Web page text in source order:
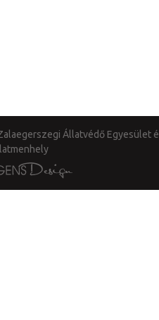
Állatvédő Egyesület